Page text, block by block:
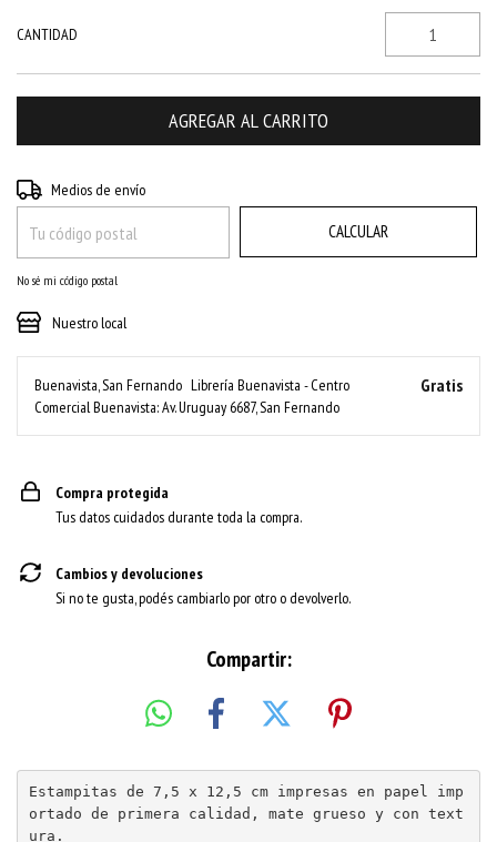
CANTIDAD
Entregas para el CP:
Medios de envío
CALCULAR
No sé mi código postal
Nuestro local
Buenavista, San Fernando Librería Buenavista - Centro
Comercial Buenavista: Av. Uruguay 6687, San Fernando
Gratis
Compra protegida
Tus datos cuidados durante toda la compra.
Cambios y devoluciones
Si no te gusta, podés cambiarlo por otro o devolverlo.
Compartir:
Estampitas de 7,5 x 12,5 cm impresas en papel imp
ortado de primera calidad, mate grueso y con text
ura.